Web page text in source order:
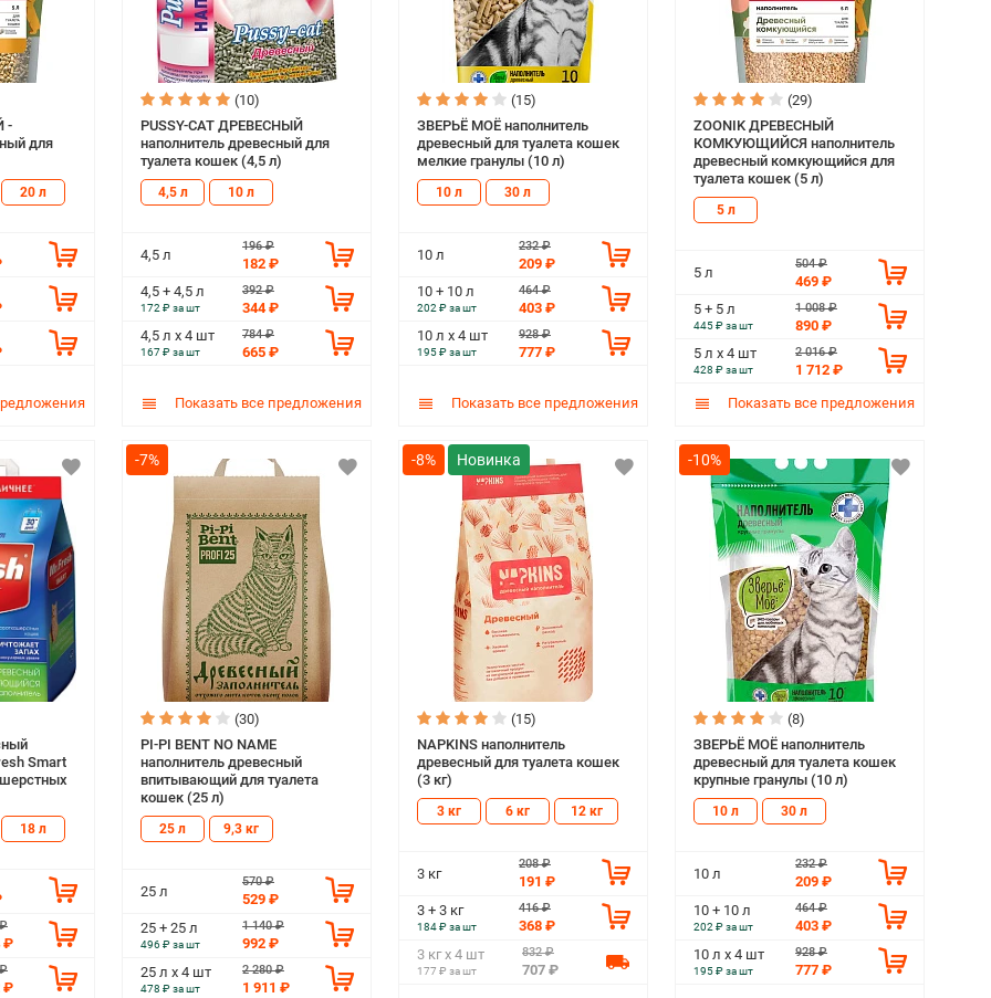
-
для
20 л
(10)
PUSSY-CAT ДРЕВЕСНЫЙ
наполнитель древесный для
туалета кошек (4,5 л)
4,5 л 10 л
4,5 л
196 ₽
182 ₽
4,5 + 4,5 л
172 ₽ за шт
392 ₽
344 ₽
4,5 л х 4 шт
167 ₽ за шт
784 ₽
665 ₽
Показать все предложения
(15)
ЗВЕРЬЁ МОЁ наполнитель
древесный для туалета кошек
мелкие гранулы (10 л)
10 л 30 л
10 л
232 ₽
209 ₽
10 + 10 л
202 ₽ за шт
464 ₽
403 ₽
10 л х 4 шт
195 ₽ за шт
928 ₽
777 ₽
Показать все предложения
(29)
ZOONIK ДРЕВЕСНЫЙ
КОМКУЮЩИЙСЯ наполнитель
древесный комкующийся для
туалета кошек (5 л)
5 л
5 л
504 ₽
469 ₽
5 + 5 л
445 ₽ за шт
1 008 ₽
890 ₽
5 л х 4 шт
428 ₽ за шт
2 016 ₽
1 712 ₽
Показать все предложения
Smart
18 л
₽
₽
-7%
(30)
PI-PI BENT NO NAME
наполнитель древесный
впитывающий для туалета
кошек (25 л)
25 л 9,3 кг
25 л
570 ₽
529 ₽
25 + 25 л
496 ₽ за шт
1 140 ₽
992 ₽
25 л х 4 шт
478 ₽ за шт
2 280 ₽
1 911 ₽
-8%
(15)
NAPKINS наполнитель
древесный для туалета кошек
(3 кг)
3 кг 6 кг 12 кг
3 кг
208 ₽
191 ₽
3 + 3 кг
184 ₽ за шт
416 ₽
368 ₽
3 кг х 4 шт
177 ₽ за шт
832 ₽
707 ₽
-10%
(8)
ЗВЕРЬЁ МОЁ наполнитель
древесный для туалета кошек
крупные гранулы (10 л)
10 л 30 л
10 л
232 ₽
209 ₽
10 + 10 л
202 ₽ за шт
464 ₽
403 ₽
10 л х 4 шт
195 ₽ за шт
928 ₽
777 ₽